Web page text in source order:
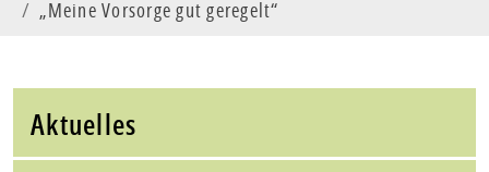
„Meine Vorsorge gut geregelt“
Aktuelles